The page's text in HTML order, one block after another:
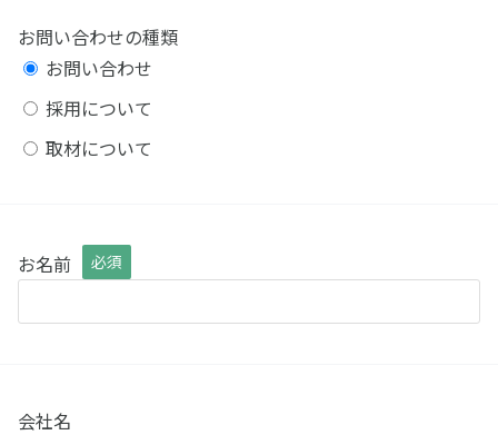
お問い合わせの種類
お問い合わせ
採用について
取材について
お名前 必須
会社名